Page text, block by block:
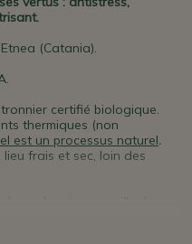
(Catania).
certifié biologique.
thermiques (non
est un processus naturel.
frais et sec, loin des
couleur jaune paille, à
et doux. Parfait sur des
dans un yaourt,